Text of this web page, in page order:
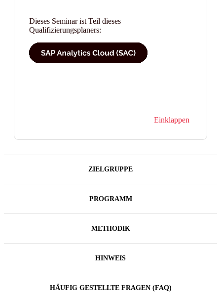
Dieses Seminar ist Teil dieses
Qualifizierungsplaners:
Einklappen
ZIELGRUPPE
PROGRAMM
METHODIK
HINWEIS
HÄUFIG GESTELLTE FRAGEN (FAQ)